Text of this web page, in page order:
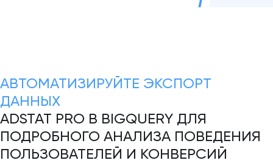
АВТОМАТИЗИРУЙТЕ ЭКСПОРТ
ДАННЫХ
ADSTAT PRO В BIGQUERY ДЛЯ
ПОДРОБНОГО АНАЛИЗА ПОВЕДЕНИЯ
ПОЛЬЗОВАТЕЛЕЙ И КОНВЕРСИЙ